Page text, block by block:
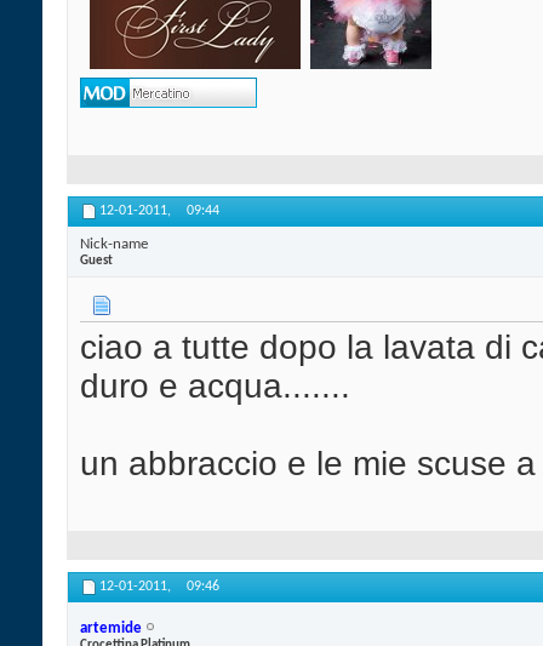
12-01-2011, 09:44
Nick-name
Guest
ciao a tutte dopo la lavata di
duro e acqua.......
un abbraccio e le mie scuse
12-01-2011, 09:46
artemide